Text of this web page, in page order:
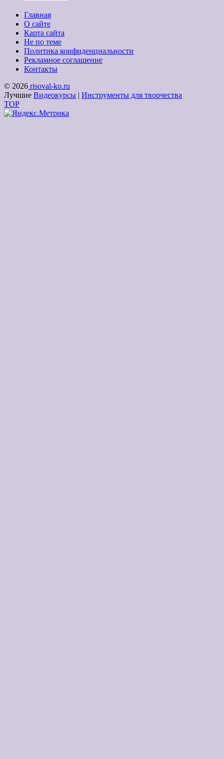
Главная
О сайте
Карта сайта
Не по теме
Политика конфиденциальности
Рекламное соглашение
Контакты
© 2026 risoval-ko.ru
Лучшие Видеокурсы
Инструменты для творчества
TOP